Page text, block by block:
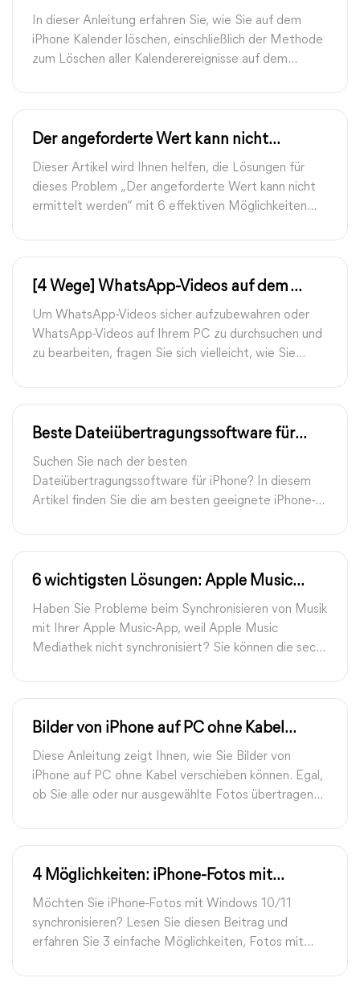
löschen: So geht’s
In dieser Anleitung erfahren Sie, wie Sie auf dem
iPhone Kalender löschen, einschließlich der Methode
zum Löschen aller Kalenderereignisse auf dem
Der angeforderte Wert kann nicht
ermittelt werden iPhone|6 Korrekturen
Dieser Artikel wird Ihnen helfen, die Lösungen für
dieses Problem „Der angeforderte Wert kann nicht
ermittelt werden“ mit 6 effektiven Möglichkeiten
[4 Wege] WhatsApp-Videos auf dem
Computer speichern
Um WhatsApp-Videos sicher aufzubewahren oder
WhatsApp-Videos auf Ihrem PC zu durchsuchen und
zu bearbeiten, fragen Sie sich vielleicht, wie Sie
Beste Dateiübertragungssoftware für
iPhone auf PC – Schnell, sicher &
kostenlos
Suchen Sie nach der besten
Dateiübertragungssoftware für iPhone? In diesem
Artikel finden Sie die am besten geeignete iPhone-
6 wichtigsten Lösungen: Apple Music
Mediathek synchronisiert nicht
Haben Sie Probleme beim Synchronisieren von Musik
mit Ihrer Apple Music-App, weil Apple Music
Mediathek nicht synchronisiert? Sie können die sechs
Bilder von iPhone auf PC ohne Kabel
übertragen – 3 einfache Wege
Diese Anleitung zeigt Ihnen, wie Sie Bilder von
iPhone auf PC ohne Kabel verschieben können. Egal,
ob Sie alle oder nur ausgewählte Fotos übertragen
4 Möglichkeiten: iPhone-Fotos mit
Windows 10/11 synchronisieren
Möchten Sie iPhone-Fotos mit Windows 10/11
synchronisieren? Lesen Sie diesen Beitrag und
erfahren Sie 3 einfache Möglichkeiten, Fotos mit